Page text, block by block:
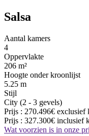
Salsa
Aantal kamers
4
Oppervlakte
206 m²
Hoogte onder kroonlijst
5.25 m
Stijl
City (2 - 3 gevels)
Prijs : 270.496€ exclusief
Prijs : 327.300€ inclusief
Wat voorzien is in onze